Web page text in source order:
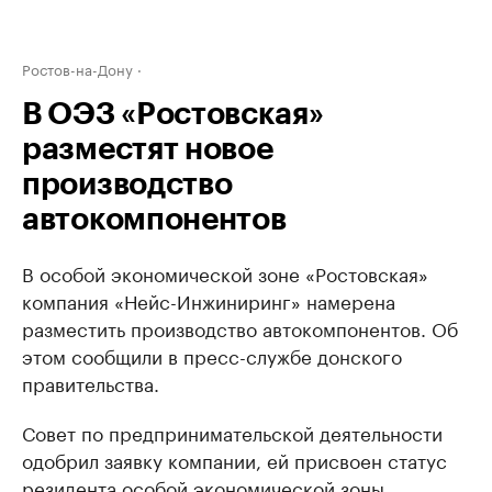
Ростов-на-Дону
В ОЭЗ «Ростовская»
разместят новое
производство
автокомпонентов
В особой экономической зоне «Ростовская»
компания «Нейс-Инжиниринг» намерена
разместить производство автокомпонентов. Об
этом сообщили в пресс-службе донского
правительства.
Совет по предпринимательской деятельности
одобрил заявку компании, ей присвоен статус